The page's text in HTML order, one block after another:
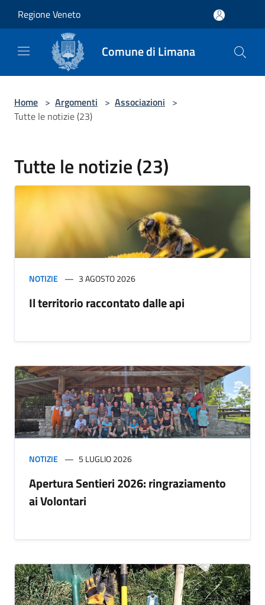
Regione Veneto
Comune di Limana
Home > Argomenti > Associazioni >
Tutte le notizie (23)
Tutte le notizie (23)
NOTIZIE 3 AGOSTO 2026
Il territorio raccontato dalle api
NOTIZIE 5 LUGLIO 2026
Apertura Sentieri 2026: ringraziamento
ai Volontari